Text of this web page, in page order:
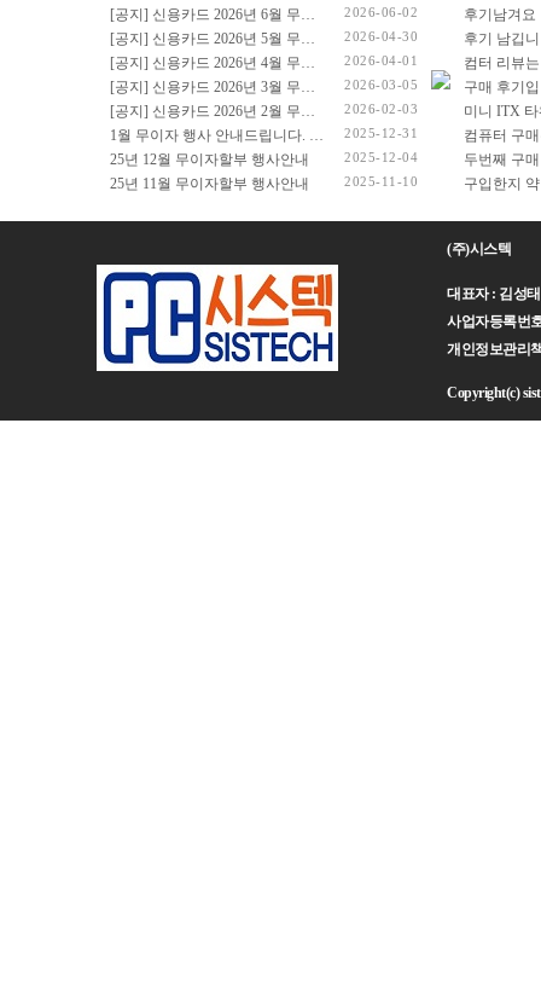
[공지] 신용카드 2026년 6월 무이자 행사 안내드립니다. 2026-06-02
[공지] 신용카드 2026년 5월 무이자 행사 안내드립니다. 2026-04-30
[공지] 신용카드 2026년 4월 무이자 행사 안내드립니다. 2026-04-01
[공지] 신용카드 2026년 3월 무이자 행사 안내드립니다. 2026-03-05
[공지] 신용카드 2026년 2월 무이자 행사 안내드립니다. 2026-02-03
1월 무이자 행사 안내드립니다. (2026년 1월 1일 ~ 2026년 1월 31일) 2025-12-31
25년 12월 무이자할부 행사안내 2025-12-04
25년 11월 무이자할부 행사안내 2025-11-10
후기남겨요
후기 남깁
컴터 리뷰
구매 후기
컴퓨터 구
두번째 구
(주)시스텍
대표자 : 김성
사업자등록번
개인정보관리
Copyright(c)